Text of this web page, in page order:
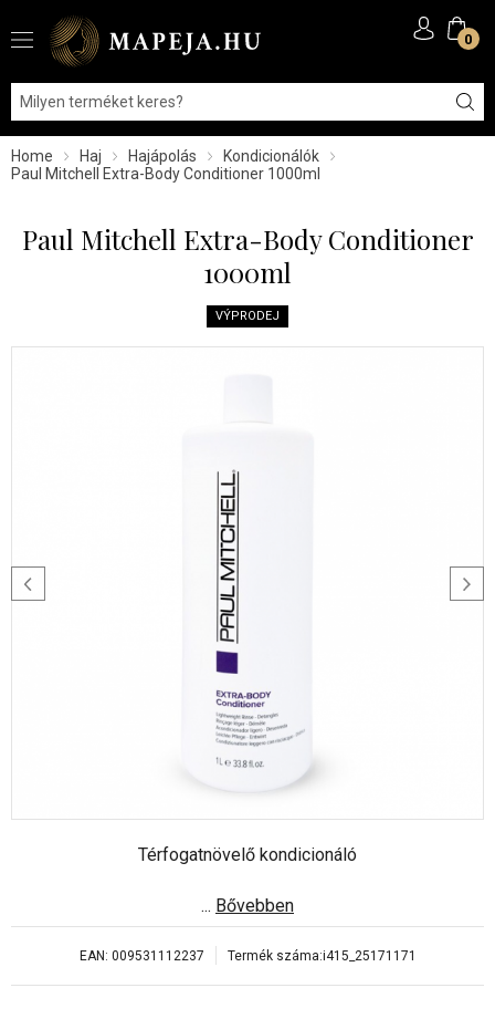
0
Home Haj Hajápolás
Kondicionálók
Paul Mitchell Extra-Body Conditioner 1000ml
Paul Mitchell Extra-Body Conditioner
1000ml
VÝPRODEJ
Térfogatnövelő kondicionáló
... Bővebben
EAN: 009531112237 Termék száma:i415_25171171